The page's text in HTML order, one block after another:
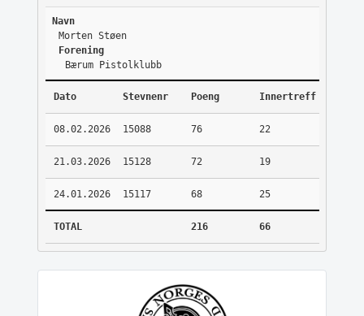
Navn
Morten Støen
Forening
Bærum Pistolklubb
Dato Stevnenr Poeng Innertreff
08.02.2026 15088 76 22
21.03.2026 15128 72 19
24.01.2026 15117 68 25
TOTAL 216 66